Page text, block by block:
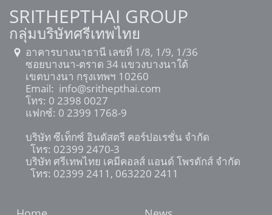
SRITHEPTHAI GROUP
กลุ่มบริษัทศรีเทพไทย
อาคารบางนาธานี เลขที่ 1/8, 1/9, 1/36
ซอยบางนา-ตราด 34 แขวงบางนาใต้
เขตบางนา กรุงเทพฯ 10260
Email: info@srithepthai.com
โทร: 0 2398 0027
แฟกซ์: 0 2399 1768-9
บริษัท ซีเท็กซ์ อินดัสตรี คอร์ปอเรชั่น จำกัด
โทร: 02399 2470-3
บริษัท ศรีเทพไทย เคมีคอลส์ แอนด์ โพรดักส์ จำกัด
โทร: 02399 2411, 063220 2411